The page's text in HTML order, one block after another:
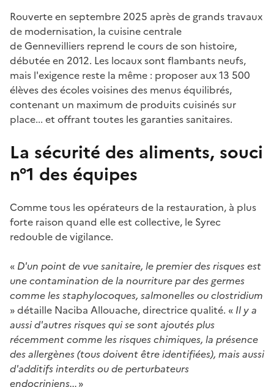
Rouverte en septembre 2025 après de grands travaux
de modernisation, la cuisine centrale
de Gennevilliers reprend le cours de son histoire,
débutée en 2012. Les locaux sont flambants neufs,
mais l'exigence reste la même : proposer aux 13 500
élèves des écoles voisines des menus équilibrés,
contenant un maximum de produits cuisinés sur
place... et offrant toutes les garanties sanitaires.
La sécurité des aliments, souci
n°1 des équipes
Comme tous les opérateurs de la restauration, à plus
forte raison quand elle est collective, le Syrec
redouble de vigilance.
« D'un point de vue sanitaire, le premier des risques est
une contamination de la nourriture par des germes
comme les staphylocoques, salmonelles ou clostridium
» détaille Naciba Allouache, directrice qualité. « Il y a
aussi d'autres risques qui se sont ajoutés plus
récemment comme les risques chimiques, la présence
des allergènes (tous doivent être identifiées), mais aussi
d'additifs interdits ou de perturbateurs
endocriniens...»